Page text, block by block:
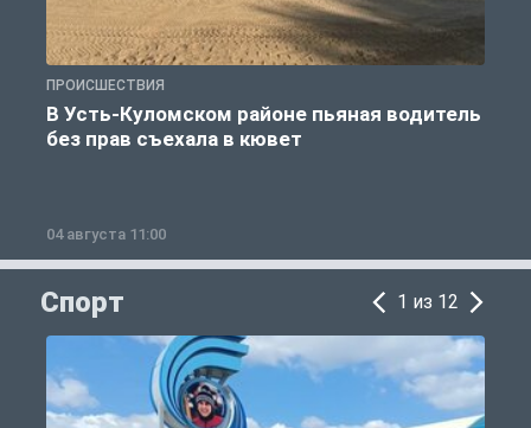
ПРОИСШЕСТВИЯ
В Усть-Куломском районе пьяная водитель
без прав съехала в кювет
04 августа 11:00
Спорт 1 из 12